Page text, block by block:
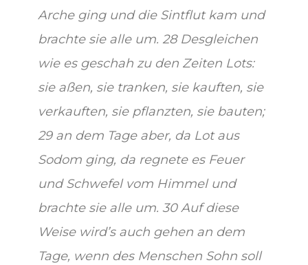
Arche ging und die Sintflut kam und
brachte sie alle um. 28 Desgleichen
wie es geschah zu den Zeiten Lots:
sie aßen, sie tranken, sie kauften, sie
verkauften, sie pflanzten, sie bauten;
29 an dem Tage aber, da Lot aus
Sodom ging, da regnete es Feuer
und Schwefel vom Himmel und
brachte sie alle um. 30 Auf diese
Weise wird’s auch gehen an dem
Tage, wenn des Menschen Sohn soll